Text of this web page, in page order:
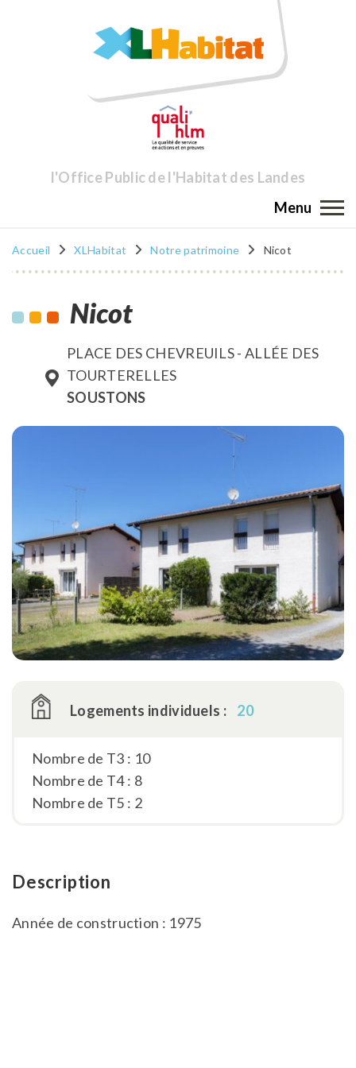
l'Office Public de l'Habitat des Landes
Menu
Accueil XLHabitat Notre patrimoine Nicot
Nicot
PLACE DES CHEVREUILS - ALLÉE DES
TOURTERELLES
SOUSTONS
Logements individuels : 20
Nombre de T3 : 10
Nombre de T4 : 8
Nombre de T5 : 2
Description
Année de construction : 1975